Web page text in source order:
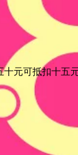
元可抵扣十五